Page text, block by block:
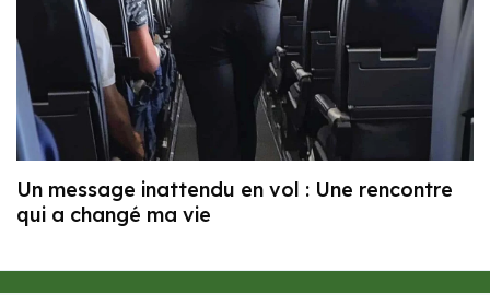
Un message inattendu en vol : Une rencontre
qui a changé ma vie